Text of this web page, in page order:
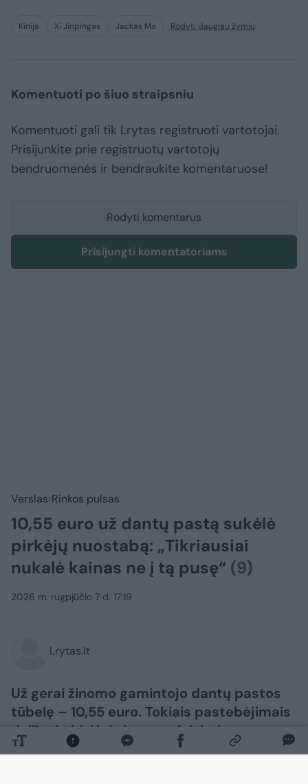
Kinija Xi Jinpingas Jackas Ma Rodyti daugiau žymių
Komentuoti po šiuo straipsniu
Komentuoti gali tik Lrytas registruoti vartotojai.
Prisijunkite prie registruotų vartotojų
bendruomenės ir bendraukite komentaruose!
Rodyti komentarus
Prisijungti komentatoriams
Verslas Rinkos pulsas
10,55 euro už dantų pastą sukėlė
pirkėjų nuostabą: „Tikriausiai
nukalė kainas ne į tą pusę“ (9)
2026 m. rugpjūčio 7 d. 17:19
Lrytas.lt
Už gerai žinomo gamintojo dantų pastos
tūbelę – 10,55 euro. Tokiais pastebėjimais
dalijosi pirkėjai viename feisbuko
puslapyje.